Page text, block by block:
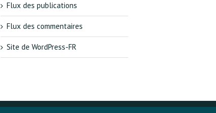
Flux des publications
Flux des commentaires
Site de WordPress-FR